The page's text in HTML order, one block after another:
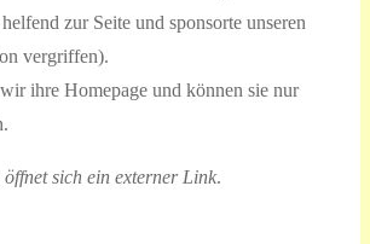
zur Seite und sponsorte unseren
vergriffen).
ihre Homepage und können sie nur
sich ein externer Link.